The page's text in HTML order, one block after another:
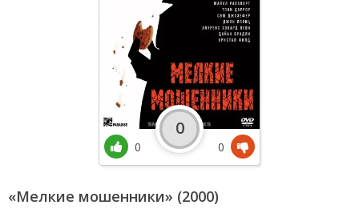
«Мелкие мошенники» (2000)
0
0
0